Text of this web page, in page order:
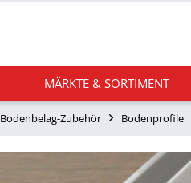
MÄRKTE & SORTIMENT
Bodenbelag-Zubehör Bodenprofile